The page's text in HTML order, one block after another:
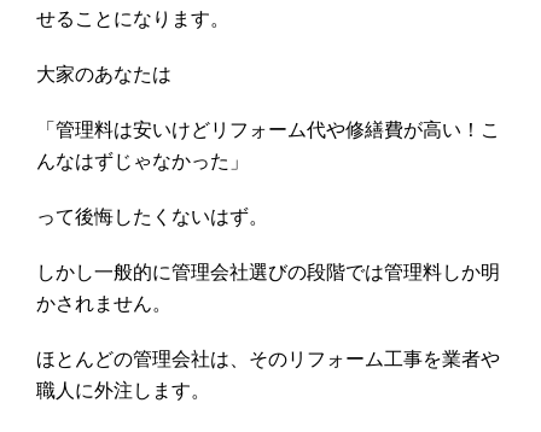
せることになります。
大家のあなたは
「管理料は安いけどリフォーム代や修繕費が高い！こ
んなはずじゃなかった」
って後悔したくないはず。
しかし一般的に管理会社選びの段階では管理料しか明
かされません。
ほとんどの管理会社は、そのリフォーム工事を業者や
職人に外注します。